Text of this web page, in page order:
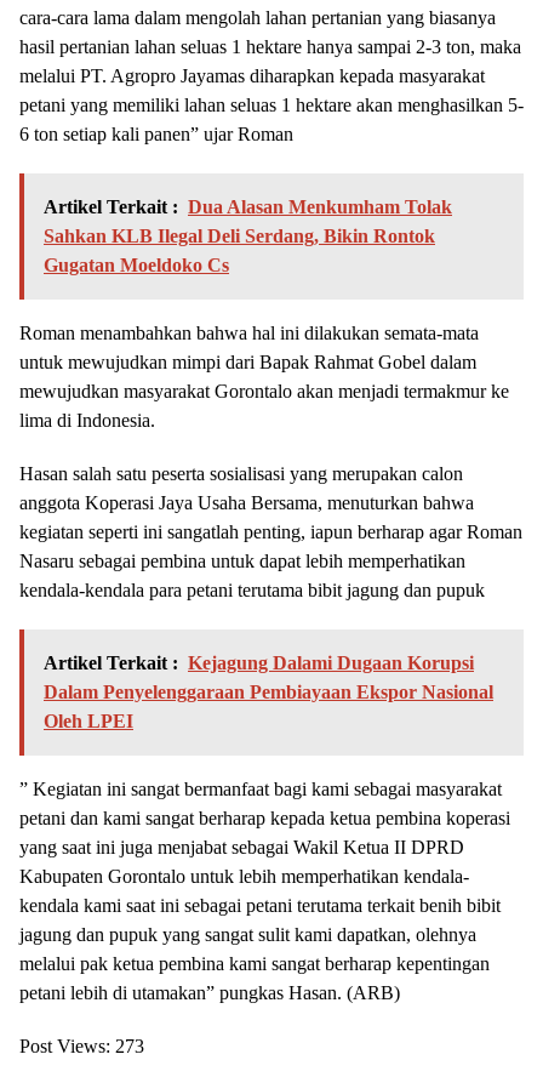
cara-cara lama dalam mengolah lahan pertanian yang biasanya
hasil pertanian lahan seluas 1 hektare hanya sampai 2-3 ton, maka
melalui PT. Agropro Jayamas diharapkan kepada masyarakat
petani yang memiliki lahan seluas 1 hektare akan menghasilkan 5-
6 ton setiap kali panen” ujar Roman
Artikel Terkait : Dua Alasan Menkumham Tolak
Sahkan KLB Ilegal Deli Serdang, Bikin Rontok
Gugatan Moeldoko Cs
Roman menambahkan bahwa hal ini dilakukan semata-mata
untuk mewujudkan mimpi dari Bapak Rahmat Gobel dalam
mewujudkan masyarakat Gorontalo akan menjadi termakmur ke
lima di Indonesia.
Hasan salah satu peserta sosialisasi yang merupakan calon
anggota Koperasi Jaya Usaha Bersama, menuturkan bahwa
kegiatan seperti ini sangatlah penting, iapun berharap agar Roman
Nasaru sebagai pembina untuk dapat lebih memperhatikan
kendala-kendala para petani terutama bibit jagung dan pupuk
Artikel Terkait : Kejagung Dalami Dugaan Korupsi
Dalam Penyelenggaraan Pembiayaan Ekspor Nasional
Oleh LPEI
” Kegiatan ini sangat bermanfaat bagi kami sebagai masyarakat
petani dan kami sangat berharap kepada ketua pembina koperasi
yang saat ini juga menjabat sebagai Wakil Ketua II DPRD
Kabupaten Gorontalo untuk lebih memperhatikan kendala-
kendala kami saat ini sebagai petani terutama terkait benih bibit
jagung dan pupuk yang sangat sulit kami dapatkan, olehnya
melalui pak ketua pembina kami sangat berharap kepentingan
petani lebih di utamakan” pungkas Hasan. (ARB)
Post Views: 273